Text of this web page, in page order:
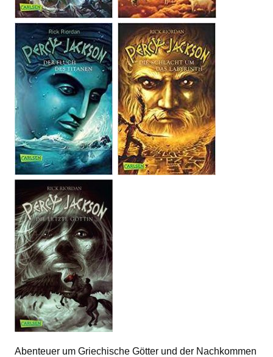
Abenteuer um Griechische Götter und der Nachkommen